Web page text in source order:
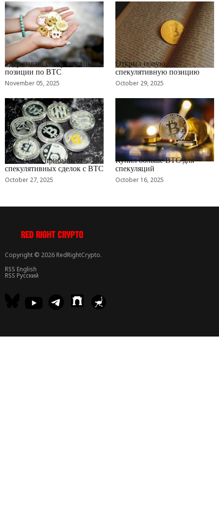
RRCNEWS_RU
Удерживаю спекулятивные
позиции по BTC
November 05, 2025
RRCNEWS_RU
Открыл новую
спекулятивную позицию
October 29, 2025
RRCNEWS_RU
Реализовал прибыль от
спекулятивных сделок с BTC
October 27, 2025
RRCNEWS_RU
Купил больше BTC для
спекуляций
October 16, 2025
Copyright © 2026 RedRightCrypto.
RSS English
RSS Русский